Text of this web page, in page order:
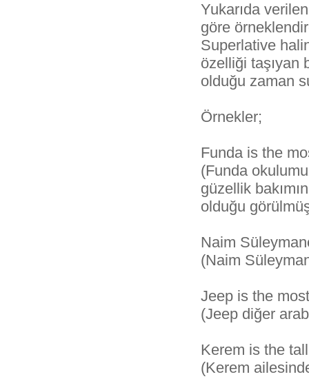
Yukarıda
göre
Superlative
özelliği taşıyan
olduğu zaman
Örnekler;
Funda is the
(Funda
güzellik
olduğu
Naim
(Naim
Jeep is the
(Jeep diğer
Kerem is the
(Kerem